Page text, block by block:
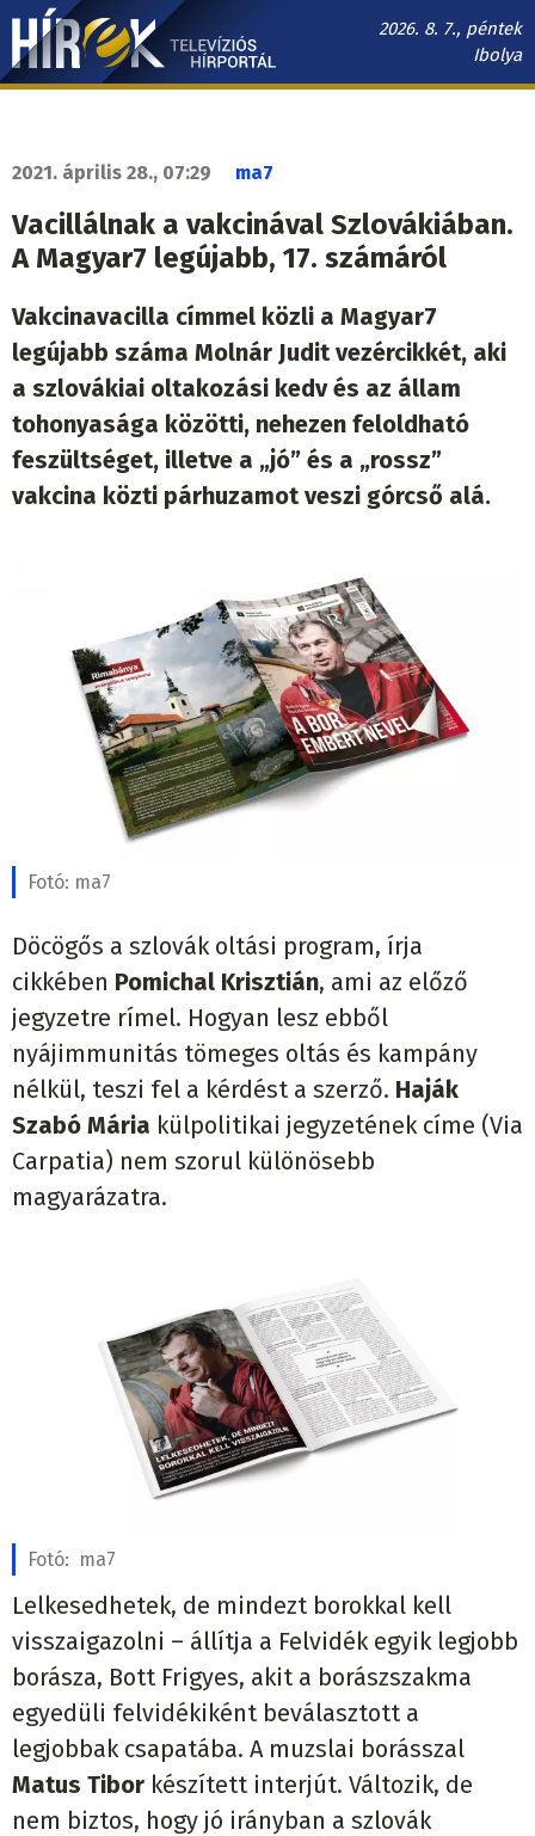
Ugrás
tartalomra
2026. 8. 7., péntek
Ibolya
Hírek.sk
navigáció
2021. április 28., 07:29 ma7
Vacillálnak a vakcinával Szlovákiában.
A Magyar7 legújabb, 17. számáról
Vakcinavacilla címmel közli a Magyar7
legújabb száma Molnár Judit vezércikkét, aki
a szlovákiai oltakozási kedv és az állam
tohonyasága közötti, nehezen feloldható
feszültséget, illetve a „jó” és a „rossz”
vakcina közti párhuzamot veszi górcső alá.
Fotó: ma7
Döcögős a szlovák oltási program, írja
cikkében Pomichal Krisztián, ami az előző
jegyzetre rímel. Hogyan lesz ebből
nyájimmunitás tömeges oltás és kampány
nélkül, teszi fel a kérdést a szerző. Haják
Szabó Mária külpolitikai jegyzetének címe (Via
Carpatia) nem szorul különösebb
magyarázatra.
Fotó: ma7
Lelkesedhetek, de mindezt borokkal kell
visszaigazolni – állítja a Felvidék egyik legjobb
borásza, Bott Frigyes, akit a borászszakma
egyedüli felvidékiként beválasztott a
legjobbak csapatába. A muzslai borásszal
Matus Tibor készített interjút. Változik, de
nem biztos, hogy jó irányban a szlovák